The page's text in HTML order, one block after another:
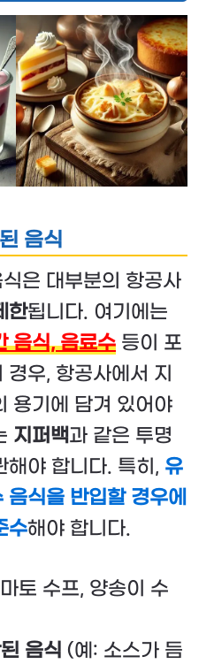
음식
은 대부분의 항공사
한됩니다. 여기에는
음식, 음료수 등이 포
우, 항공사에서 지
용기에 담겨 있어야
지퍼백과 같은 투명
해야 합니다. 특히, 유
식을 반입할 경우에
수해야 합니다.
토 수프, 양송이 수
음식 (예: 소스가 듬